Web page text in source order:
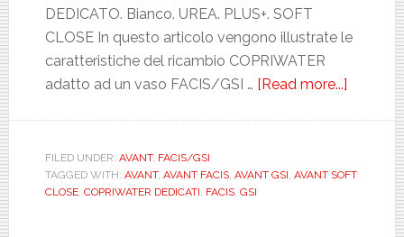
DEDICATO. Bianco. UREA. PLUS+. SOFT
CLOSE In questo articolo vengono illustrate le
caratteristiche del ricambio COPRIWATER
adatto ad un vaso FACIS/GSI … [Read more...]
FACIS/
AVANT.
FILED UNDER: AVANT, FACIS/GSI
TAGGED WITH: AVANT, AVANT FACIS, AVANT GSI, AVANT SOFT
CLOSE, COPRIWATER DEDICATI, FACIS, GSI